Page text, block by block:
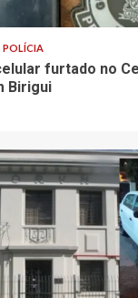
POLÍCIA
furtado no
Birigui